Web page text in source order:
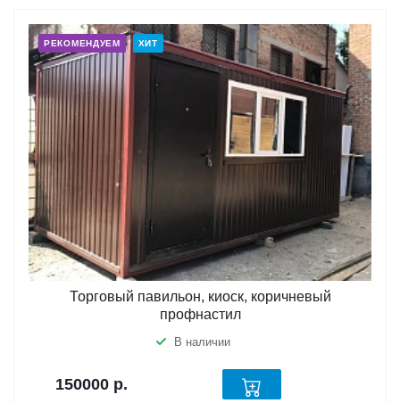
РЕКОМЕНДУЕМ ХИТ
Торговый павильон, киоск, коричневый
профнастил
В наличии
150000 р.